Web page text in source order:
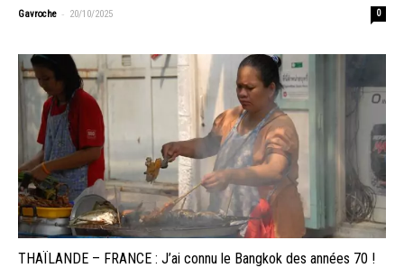
Gavroche - 20/10/2025 0
THAÏLANDE – FRANCE : J’ai connu le Bangkok des années 70 !